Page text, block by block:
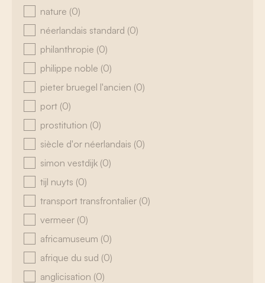
nature (0)
néerlandais standard (0)
philanthropie (0)
philippe noble (0)
pieter bruegel l'ancien (0)
port (0)
prostitution (0)
siècle d'or néerlandais (0)
simon vestdijk (0)
tijl nuyts (0)
transport transfrontalier (0)
vermeer (0)
africamuseum (0)
afrique du sud (0)
anglicisation (0)